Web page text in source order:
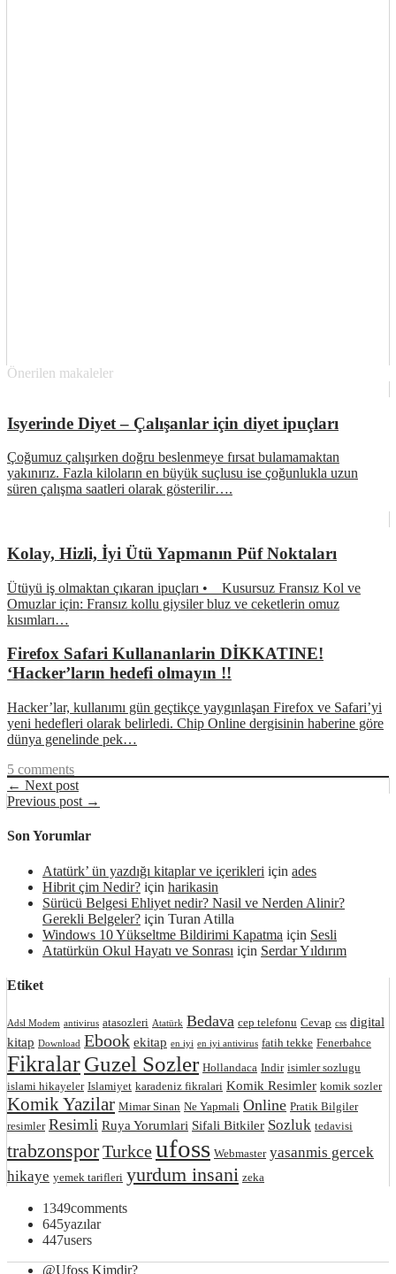
Önerilen makaleler
Isyerinde Diyet – Çalışanlar için diyet ipuçları
Çoğumuz çalışırken doğru beslenmeye fırsat bulamamaktan
yakınırız. Fazla kiloların en büyük suçlusu ise çoğunlukla uzun
süren çalışma saatleri olarak gösterilir….
Kolay, Hizli, İyi Ütü Yapmanın Püf Noktaları
Ütüyü iş olmaktan çıkaran ipuçları • Kusursuz Fransız Kol ve
Omuzlar için: Fransız kollu giysiler bluz ve ceketlerin omuz
kısımları…
Firefox Safari Kullananlarin DİKKATINE!
‘Hacker’ların hedefi olmayın !!
Hacker’lar, kullanımı gün geçtikçe yaygınlaşan Firefox ve Safari’yi
yeni hedefleri olarak belirledi. Chip Online dergisinin haberine göre
dünya genelinde pek…
5 comments
← Next post
Previous post →
Son Yorumlar
Atatürk’ ün yazdığı kitaplar ve içerikleri için ades
Hibrit çim Nedir? için harikasin
Sürücü Belgesi Ehliyet nedir? Nasil ve Nerden Alinir?
Gerekli Belgeler? için Turan Atilla
Windows 10 Yükseltme Bildirimi Kapatma için Sesli
Atatürkün Okul Hayatı ve Sonrası için Serdar Yıldırım
Etiket
Adsl Modem antivirus atasozleri Atatürk Bedava cep telefonu Cevap css digital
kitap Download Ebook ekitap en iyi en iyi antivirus fatih tekke Fenerbahce
FikralarGuzel Sozler Hollandaca Indir isimler sozlugu
islami hikayeler Islamiyet karadeniz fikralari Komik Resimler komik sozler
Komik Yazilar Mimar Sinan Ne Yapmali Online Pratik Bilgiler
resimler Resimli Ruya Yorumlari Sifali Bitkiler Sozluk tedavisi
trabzonsporTurkceufoss Webmaster yasanmis gercek
hikaye yemek tarifleri yurdum insani zeka
1349comments
645yazılar
447users
@Ufoss Kimdir?